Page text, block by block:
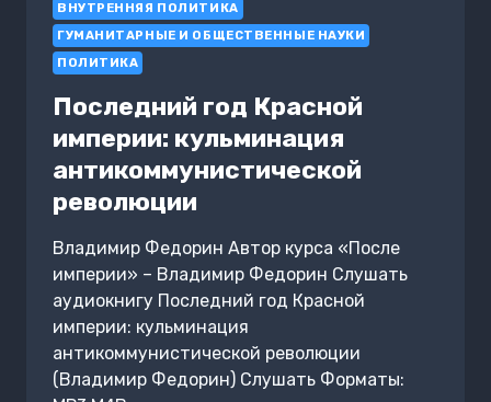
И
БАРХАТНЫЕ
РЕВОЛЮЦИИ
ВНУТРЕННЯЯ ПОЛИТИКА
ГУМАНИТАРНЫЕ И ОБЩЕСТВЕННЫЕ НАУКИ
ПОЛИТИКА
Последний год Красной
империи: кульминация
антикоммунистической
революции
Владимир Федорин Автор курса «После
империи» – Владимир Федорин Слушать
аудиокнигу Последний год Красной
империи: кульминация
антикоммунистической революции
(Владимир Федорин) Слушать Форматы: